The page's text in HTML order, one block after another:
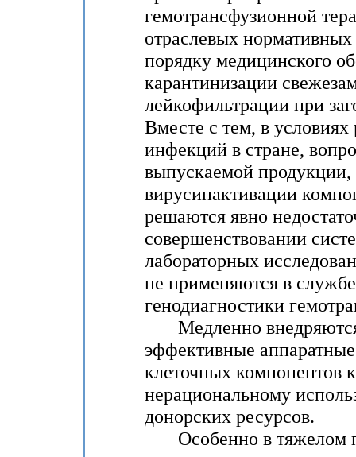
гемотрансфузионной
отраслевых
порядку медицинского
карантинизации
лейкофильтрации при
Вместе с тем, в
инфекций в стране,
выпускаемой продукции,
вирусинактивации
решаются явно
совершенствовании
лабораторных
не применяются в
генодиагностики
Медленно внедряются
эффективные
клеточных компонентов
нерациональному
донорских ресурсов.
Особенно в тяжелом